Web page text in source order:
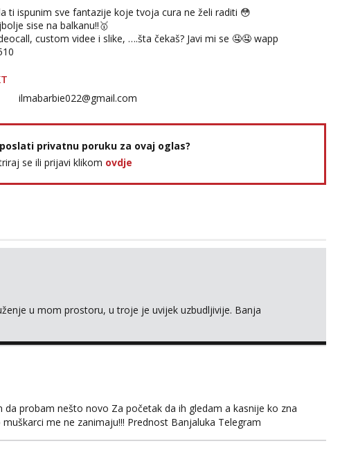
ti ispunim sve fantazije koje tvoja cura ne želi raditi 😳
sise na balkanu!!🥇
custom videe i slike, ….šta čekaš? Javi mi se 🤤🤤 wapp
ilmabarbie022@gmail.com
privatnu poruku za ovaj oglas?
se ili prijavi klikom ovdje
u mom prostoru, u troje je uvijek uzbudljivije. Banja
probam nešto novo Za početak da ih gledam a kasnije ko zna
me ne zanimaju!!! Prednost Banjaluka Telegram